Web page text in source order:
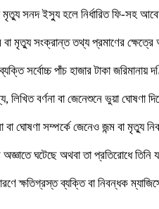
সনদ ইস্যু হলে নির্ধারিত ফি-সহ
মৃত্যু সংক্রান্ত তথ্য প্রমাণের
সর্বোচ্চ পাঁচ হাজার টাকা জরিমানায়
বর্ণনা বা জেনেশুনে ভুয়া ঘোষণা
ঘোষণা সম্পর্কে জেনেও জন্ম বা মৃত্যু
ঘটেছে অথবা তা প্রতিরোধে তিনি
ক্ষতিগ্রস্ত ব্যক্তি বা নিবন্ধক